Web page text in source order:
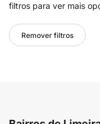
filtros para ver mais
Remover filtros